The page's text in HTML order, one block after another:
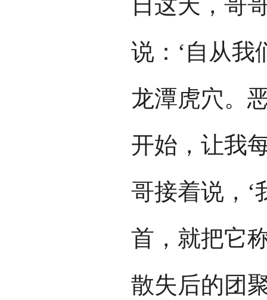
说：‘自从我
龙潭虎穴。
开始，让我
哥接着说，‘
首，就把它
散失后的团